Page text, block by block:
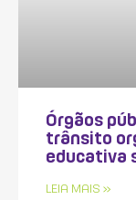
Órgãos
trânsito
educativa
LEIA MAIS »